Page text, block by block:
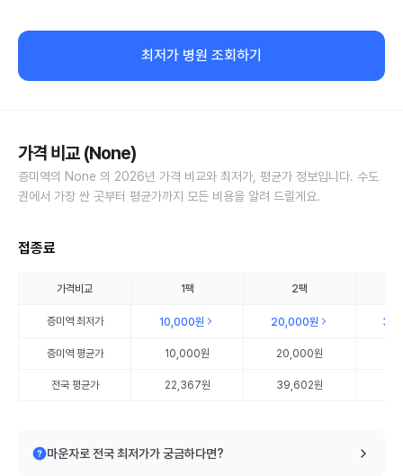
최저가 병원 조회하기
가격 비교 (None)
증미역의 None 의 2026년 가격 비교와 최저가, 평균가 정보입니다. 수도
권에서 가장 싼 곳부터 평균가까지 모든 비용을 알려 드릴게요.
접종료
가격비교 1팩 2팩
증미역최저가 10,000원 20,000원
증미역평균가 10,000원 20,000원
전국 평균가 22,367원 39,602원
마운자로 전국 최저가가 궁금하다면?